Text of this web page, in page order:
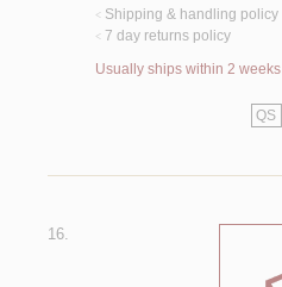
< Shipping & handling policy
< 7 day returns policy
Usually ships within 2 weeks
QS
16.